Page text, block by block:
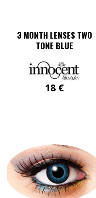
3 MONTH LENSES TWO
TONE BLUE
18 €